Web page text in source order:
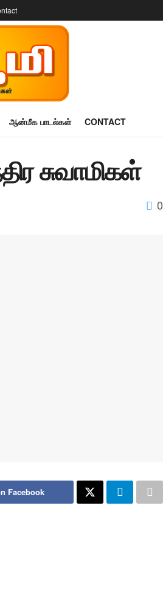
ஆன்மீக பாடல்கள் CONTACT
சுவாமிகள்
0
Facebook